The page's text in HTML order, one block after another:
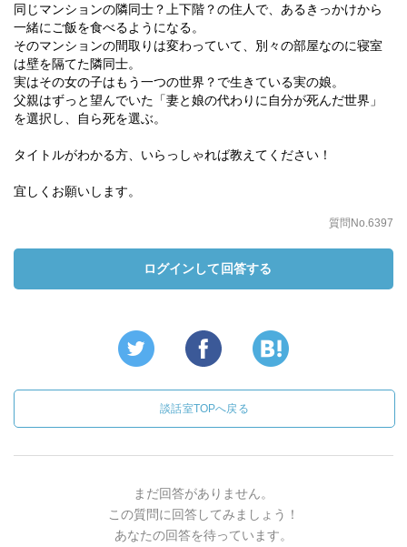
同じマンションの隣同士？上下階？の住人で、あるきっかけから
一緒にご飯を食べるようになる。
そのマンションの間取りは変わっていて、別々の部屋なのに寝室
は壁を隔てた隣同士。
実はその女の子はもう一つの世界？で生きている実の娘。
父親はずっと望んでいた「妻と娘の代わりに自分が死んだ世界」
を選択し、自ら死を選ぶ。
タイトルがわかる方、いらっしゃれば教えてください！
宜しくお願いします。
質問No.6397
ログインして回答する
談話室TOPへ戻る
まだ回答がありません。
この質問に回答してみましょう！
あなたの回答を待っています。